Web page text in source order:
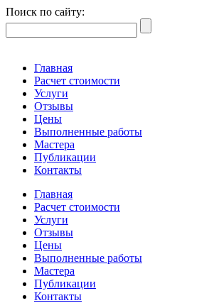
Поиск по сайту:
Главная
Расчет стоимости
Услуги
Отзывы
Цены
Выполненные работы
Мастера
Публикации
Контакты
Главная
Расчет стоимости
Услуги
Отзывы
Цены
Выполненные работы
Мастера
Публикации
Контакты